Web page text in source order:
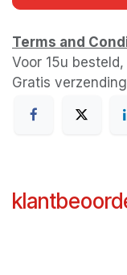
Terms and
Voor 15u
Gratis